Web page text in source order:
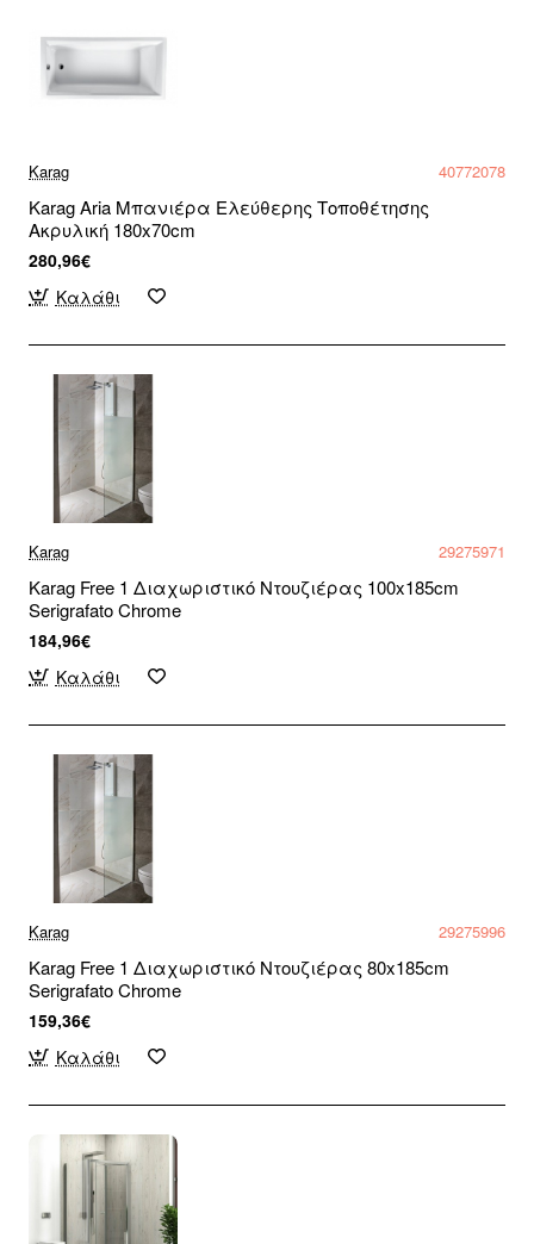
Karag 40772078
Karag Aria Μπανιέρα Ελεύθερης Τοποθέτησης
Ακρυλική 180x70cm
280,96€
Καλάθι
Karag 29275971
Karag Free 1 Διαχωριστικό Ντουζιέρας 100x185cm
Serigrafato Chrome
184,96€
Καλάθι
Karag 29275996
Karag Free 1 Διαχωριστικό Ντουζιέρας 80x185cm
Serigrafato Chrome
159,36€
Καλάθι